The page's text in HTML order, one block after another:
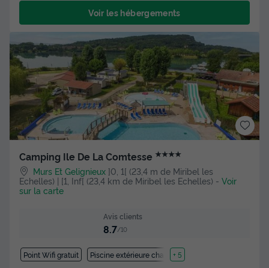
Voir les hébergements
Camping Ile De La Comtesse ★★★★
Murs Et Gelignieux ]0, 1[ (23,4 m de Miribel les
Echelles) | [1, Inf[ (23,4 km de Miribel les Echelles) - Voir
sur la carte
Avis clients
8.7/10
Point Wifi gratuit Piscine extérieure chauffée
+ 5